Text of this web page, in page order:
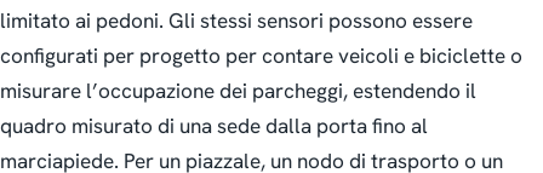
limitato ai pedoni. Gli stessi sensori possono essere
configurati per progetto per contare veicoli e biciclette o
misurare l’occupazione dei parcheggi, estendendo il
quadro misurato di una sede dalla porta fino al
marciapiede. Per un piazzale, un nodo di trasporto o un